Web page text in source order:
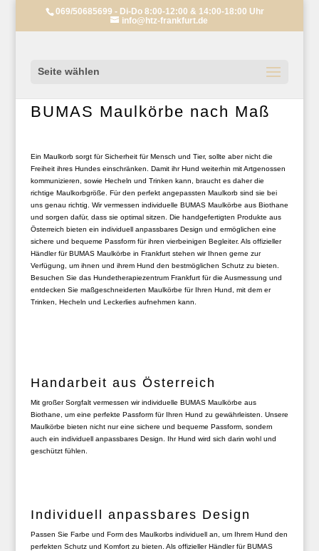
069/50685699 - Di-Do 8:00-12:00 & 14:00-18:00 Uhr
info@htz-frankfurt.de
Seite wählen
BUMAS Maulkörbe nach Maß
Ein Maulkorb sorgt für Sicherheit für Mensch und Tier, sollte aber nicht die
Freiheit ihres Hundes einschränken. Damit ihr Hund weiterhin mit Artgenossen
kommunizieren, sowie Hecheln und Trinken kann, braucht es daher die
richtige Maulkorbgröße. Für den perfekt angepassten Maulkorb sind sie bei
uns genau richtig. Wir vermessen individuelle BUMAS Maulkörbe aus Biothane
und sorgen dafür, dass sie optimal sitzen. Die handgefertigten Produkte aus
Österreich bieten ein individuell anpassbares Design und ermöglichen eine
sichere und bequeme Passform für ihren vierbeinigen Begleiter. Als offizieller
Händler für BUMAS Maulkörbe in Frankfurt stehen wir Ihnen gerne zur
Verfügung, um ihnen und ihrem Hund den bestmöglichen Schutz zu bieten.
Besuchen Sie das Hundetherapiezentrum Frankfurt für die Ausmessung und
entdecken Sie maßgeschneiderten Maulkörbe für Ihren Hund, mit dem er
Trinken, Hecheln und Leckerlies aufnehmen kann.
Handarbeit aus Österreich
Mit großer Sorgfalt vermessen wir individuelle BUMAS Maulkörbe aus
Biothane, um eine perfekte Passform für Ihren Hund zu gewährleisten. Unsere
Maulkörbe bieten nicht nur eine sichere und bequeme Passform, sondern
auch ein individuell anpassbares Design. Ihr Hund wird sich darin wohl und
geschützt fühlen.
Individuell anpassbares Design
Passen Sie Farbe und Form des Maulkorbs individuell an, um Ihrem Hund den
perfekten Schutz und Komfort zu bieten. Als offizieller Händler für BUMAS